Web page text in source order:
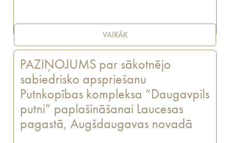
VAIRĀK
PAZIŅOJUMS par sākotnējo
sabiedrisko apspriešanu
Putnkopības kompleksa “Daugavpils
putni” paplašināšanai Laucesas
pagastā, Augšdaugavas novadā